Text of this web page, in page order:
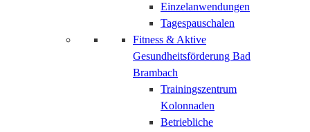
Einzelanwendungen
Tagespauschalen
Fitness & Aktive
Gesundheitsförderung Bad
Brambach
Trainingszentrum
Kolonnaden
Betriebliche